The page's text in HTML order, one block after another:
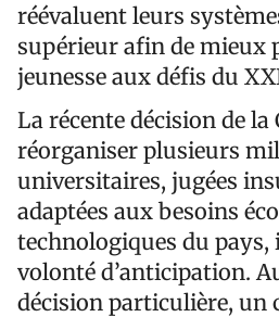
réévaluent leurs
supérieur afin de mieux
jeunesse aux défis du
La récente décision de la
réorganiser plusieurs
universitaires, jugées
adaptées aux besoins
technologiques du
volonté d’anticipation.
décision particulière, un